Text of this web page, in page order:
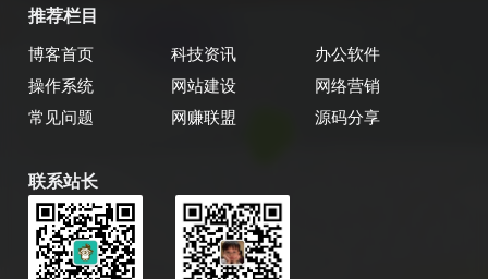
推荐栏目
博客首页 科技资讯
办公软件
操作系统
网站建设
网络营销
常见问题
网赚联盟 源码分享
联系站长